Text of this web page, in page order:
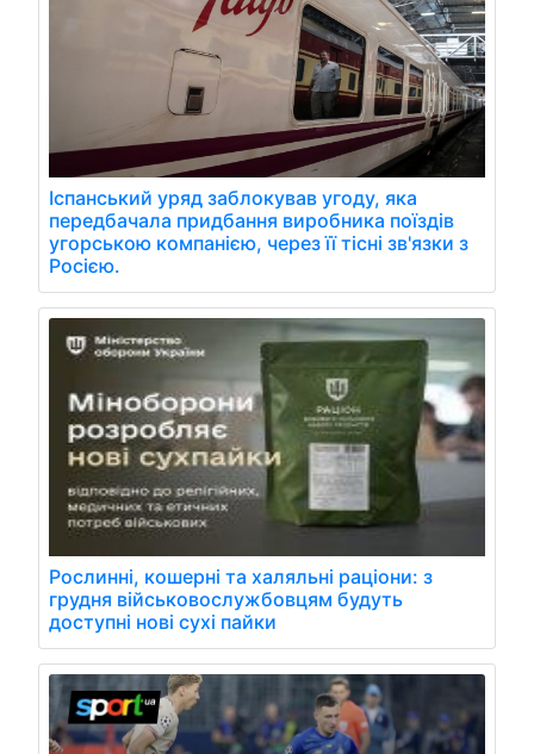
Іспанський уряд заблокував угоду, яка
передбачала придбання виробника поїздів
угорською компанією, через її тісні зв'язки з
Росією.
Рослинні, кошерні та халяльні раціони: з
грудня військовослужбовцям будуть
доступні нові сухі пайки